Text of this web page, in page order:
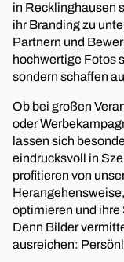
in Recklinghausen
ihr Branding zu
Partnern und
hochwertige Fotos
sondern schaffen
Ob bei großen
oder
lassen sich
eindrucksvoll in
profitieren von
optimieren und ihre
Denn Bilder
ausreichen: